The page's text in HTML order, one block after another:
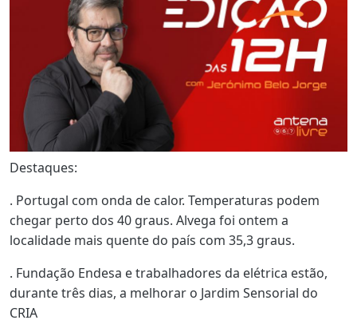
Destaques:
. Portugal com onda de calor. Temperaturas podem
chegar perto dos 40 graus. Alvega foi ontem a
localidade mais quente do país com 35,3 graus.
. Fundação Endesa e trabalhadores da elétrica estão,
durante três dias, a melhorar o Jardim Sensorial do
CRIA